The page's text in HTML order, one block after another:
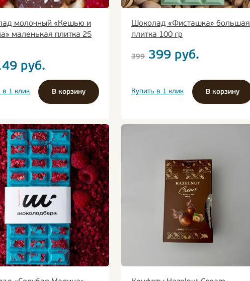
молочный «Кешью и
маленькая плитка 25
руб.
в 1 клик В корзину
Шоколад «Фисташка» большая
плитка 100 гр
399 399 руб.
Купить в 1 клик В корзину